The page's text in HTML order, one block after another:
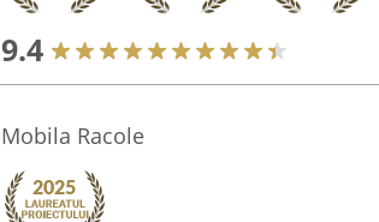
9.4
Mobila Racole